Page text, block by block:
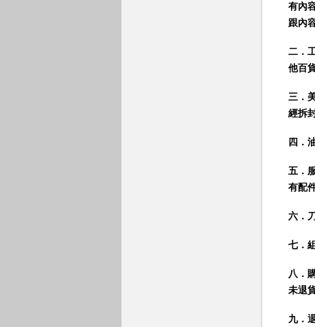
有內
跟內
二．
他百
三．
經拆
四．
五．
有配
六．
七．
八．
未退
九．